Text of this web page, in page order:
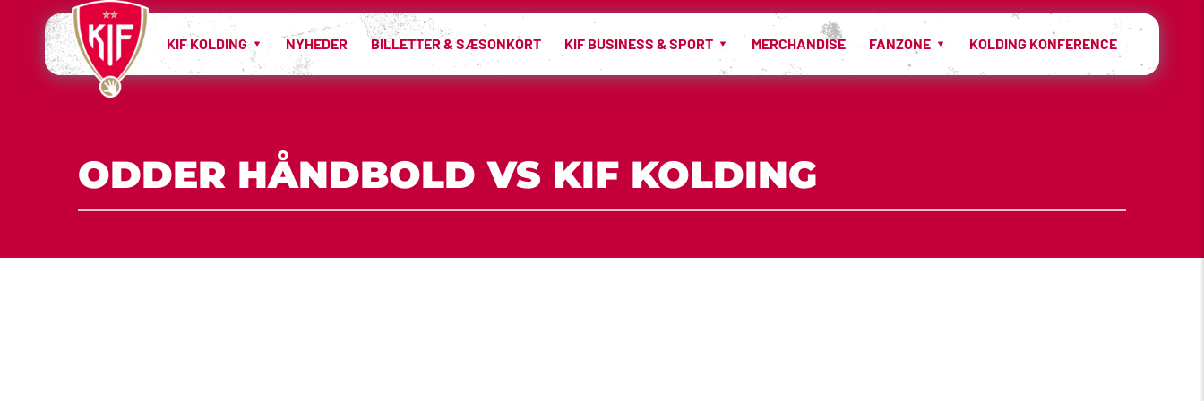
KIF KOLDING NYHEDER BILLETTER & SÆSONKORT KIF BUSINESS & SPORT MERCHANDISE FANZONE KOLDING KONFERENCE
ODDER HÅNDBOLD VS KIF KOLDING